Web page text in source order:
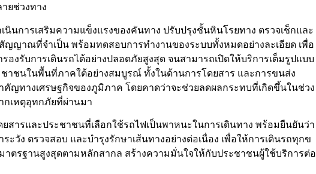
ยช่วงทาง
นินการเสริมความแข็งแรงของคันทาง ปรับปรุงชั้นหินโรยทาง ตรวจเช็กและ
ญาณที่จำเป็น พร้อมทดสอบการทำงานของระบบทั้งหมดอย่างละเอียด เพื่อ
องรับการเดินรถได้อย่างปลอดภัยสูงสุด จนสามารถเปิดให้บริการเต็มรูปแบบ
ชาชนในพื้นที่ภาคใต้อย่างสมบูรณ์ ทั้งในด้านการโดยสาร และการขนส่ง
คัญทางเศรษฐกิจของภูมิภาค โดยคาดว่าจะช่วยลดผลกระทบที่เกิดขึ้นในช่วง
กเหตุอุทกภัยที่ผ่านมา
ารและประชาชนที่เลือกใช้รถไฟเป็นพาหนะในการเดินทาง พร้อมยืนยันว่า
ระวัง ตรวจสอบ และบำรุงรักษาเส้นทางอย่างต่อเนื่อง เพื่อให้การเดินรถทุกข
ตรฐานสูงสุดตามหลักสากล สร้างความมั่นใจให้กับประชาชนผู้ใช้บริการต่อ